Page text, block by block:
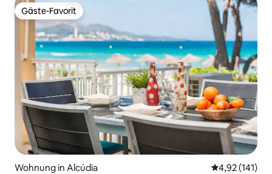
Gäste-Favorit
Gäste-Favorit
Wohnung in Alcúdia 4,92 (141)